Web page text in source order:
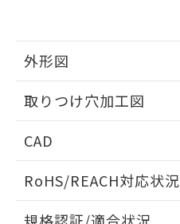
外形図
取りつけ穴加工図
CAD
ドすることができます。
RoHS/REACH対応状況
していることから、
り、2022年1月12日
す。